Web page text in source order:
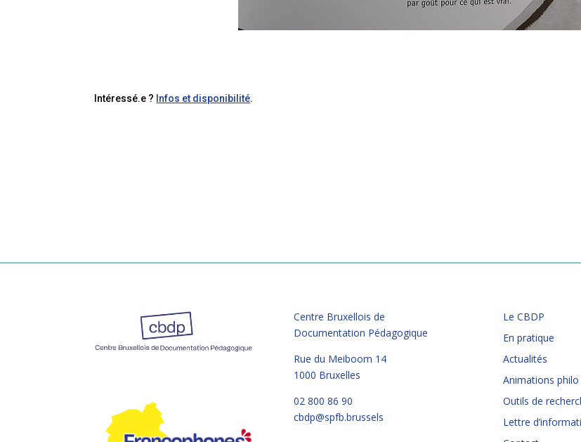
Intéressé.e ? Infos et disponibilité.
Centre Bruxellois de
Documentation Pédagogique
Rue du Meiboom 14
1000 Bruxelles
02 800 86 90
cbdp@spfb.brussels
Le CBDP
En pratique
Actualités
Animations
Outils de
Lettre